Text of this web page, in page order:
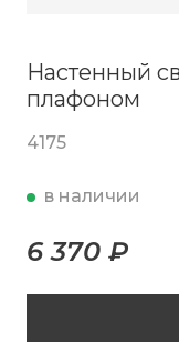
Настенный
плафоном
4175
в наличии
6 370 ₽